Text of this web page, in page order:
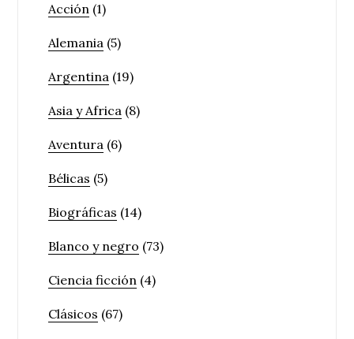
Acción (1)
Alemania (5)
Argentina (19)
Asia y Africa (8)
Aventura (6)
Bélicas (5)
Biográficas (14)
Blanco y negro (73)
Ciencia ficción (4)
Clásicos (67)